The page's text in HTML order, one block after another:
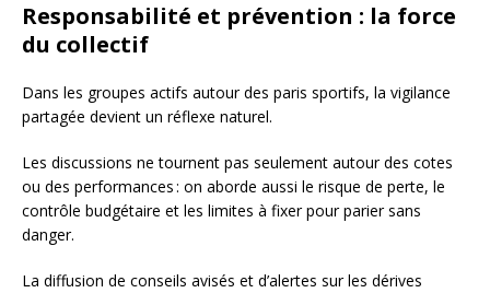
Responsabilité et prévention : la force
du collectif
Dans les groupes actifs autour des paris sportifs, la vigilance
partagée devient un réflexe naturel.
Les discussions ne tournent pas seulement autour des cotes
ou des performances : on aborde aussi le risque de perte, le
contrôle budgétaire et les limites à fixer pour parier sans
danger.
La diffusion de conseils avisés et d’alertes sur les dérives